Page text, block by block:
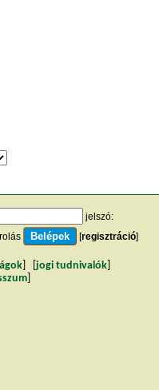
jelszó:
[regisztráció]
jogi tudnivalók
]